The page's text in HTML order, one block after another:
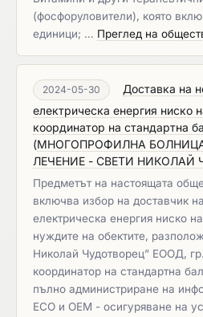
(фосфоруловители), която
единици; … Преглед на
2024-05-30
Доставка на
електрическа енергия ниско
координатор на стандартна
(МНОГОПРОФИЛНА
ЛЕЧЕНИЕ - СВЕТИ НИКОЛАЙ
Предметът на настоящата
включва избор на доставчик
електрическа енергия ниско
нуждите на обектите,
Николай Чудотворец” ЕООД,
координатор на стандартна
пълно администриране на
ЕСО и ОЕМ - осигуряване на